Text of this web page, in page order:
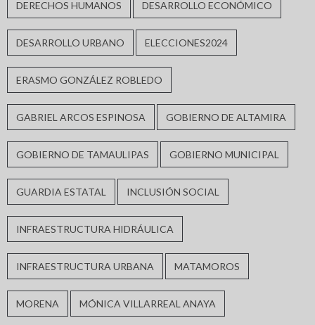
DERECHOS HUMANOS DESARROLLO ECONÓMICO
DESARROLLO URBANO ELECCIONES2024
ERASMO GONZÁLEZ ROBLEDO
GABRIEL ARCOS ESPINOSA GOBIERNO DE ALTAMIRA
GOBIERNO DE TAMAULIPAS GOBIERNO MUNICIPAL
GUARDIA ESTATAL INCLUSIÓN SOCIAL
INFRAESTRUCTURA HIDRÁULICA
INFRAESTRUCTURA URBANA MATAMOROS
MORENA MÓNICA VILLARREAL ANAYA